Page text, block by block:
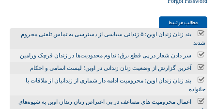
مطالب مرتـبط
بند زنان زندان اوین؛ ۵ زندانی سیاسی از دسترسی به تماس تلفنی محروم
شدند
سر دادن شعار در پی قطع برق؛ تداوم محدودیت‌ها در زندان قرچک ورامین
آخرین گزارش از وضعیت زنان زندانی در اوین؛ لیست اسامی و احکام
بند زنان زندان اوین؛ محرومیت ادامه دار شماری از زندانیان از ملاقات با
خانواده
اعمال محرومیت های مضاعف در پی اعتراض زنان زندان اوین به شیوه‌های